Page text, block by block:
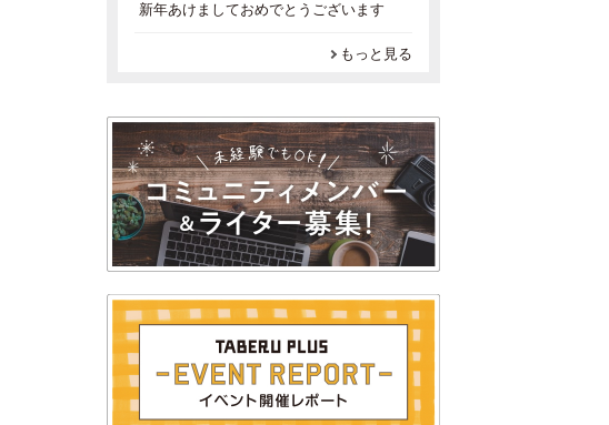
新年あけましておめでとうございます
もっと見る